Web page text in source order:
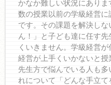
かなか難しい状況にあり
数の授業以前の学級経営
です。その課題を解決し
ん！」と子ども達に任す
くいきません。学級経営
経営が上手くいかないと授
先生方で悩んでいる人も
れについて「どんな手立